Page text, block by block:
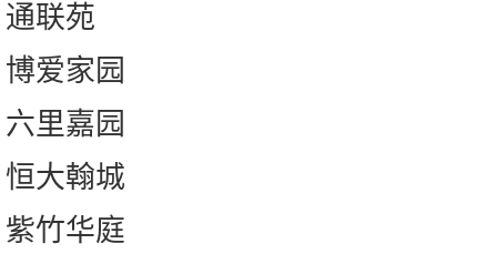
通联苑
博爱家园
六里嘉园
恒大翰城
紫竹华庭